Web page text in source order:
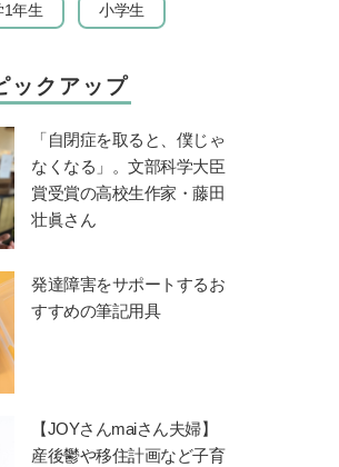
1年生 小学生
ックアップ
「自閉症を取ると、僕じゃ
なくなる」。文部科学大臣
賞受賞の高校生作家・藤田
壮眞さん
発達障害をサポートするお
すすめの筆記用具
【JOYさんmaiさん夫婦】
産後鬱や移住計画など子育